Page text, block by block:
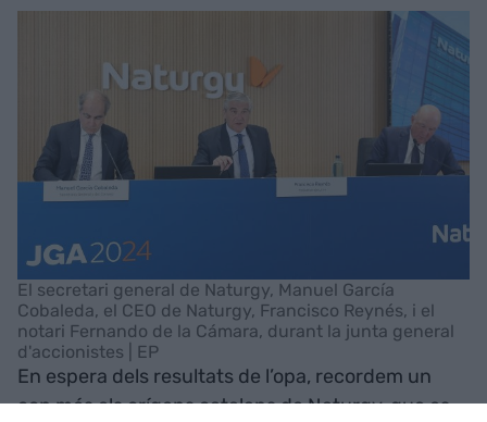
El secretari general de Naturgy, Manuel García
Cobaleda, el CEO de Naturgy, Francisco Reynés, i el
notari Fernando de la Cámara, durant la junta general
d'accionistes | EP
En espera dels resultats de l’opa, recordem un
cop més els orígens catalans de Naturgy, que es